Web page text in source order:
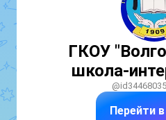
ГКОУ
школа-
Перейти